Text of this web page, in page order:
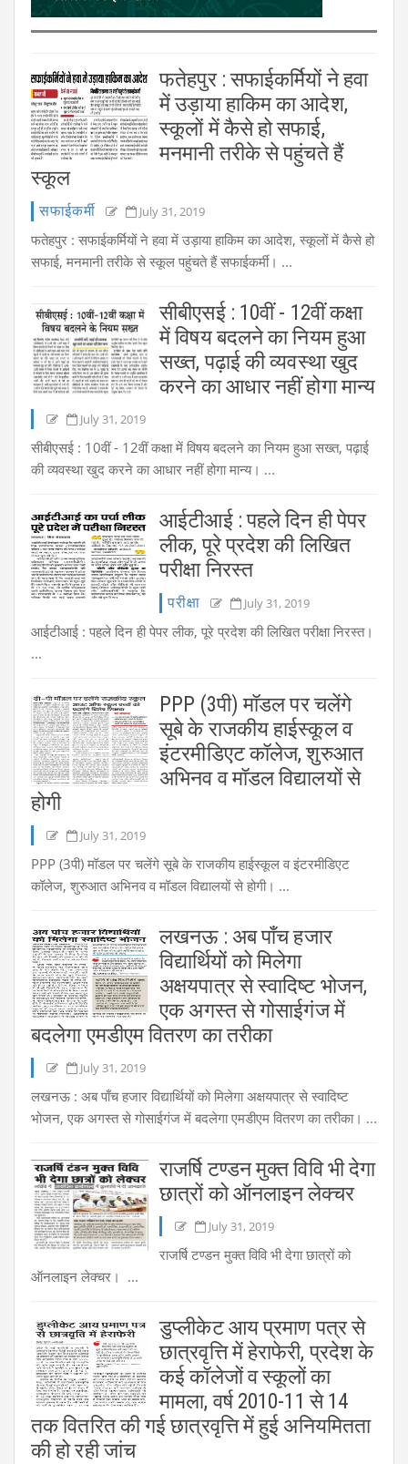
फतेहपुर : सफाईकर्मियों ने हवा
में उड़ाया हाकिम का आदेश,
स्कूलों में कैसे हो सफाई,
मनमानी तरीके से पहुंचते हैं
स्कूल
सफाईकर्मी July 31, 2019
फतेहपुर : सफाईकर्मियों ने हवा में उड़ाया हाकिम का आदेश, स्कूलों में कैसे हो
सफाई, मनमानी तरीके से स्कूल पहुंचते हैं सफाईकर्मी। ...
सीबीएसई : 10वीं - 12वीं कक्षा
में विषय बदलने का नियम हुआ
सख्त, पढ़ाई की व्यवस्था खुद
करने का आधार नहीं होगा मान्य
July 31, 2019
सीबीएसई : 10वीं - 12वीं कक्षा में विषय बदलने का नियम हुआ सख्त, पढ़ाई
की व्यवस्था खुद करने का आधार नहीं होगा मान्य। ...
आईटीआई : पहले दिन ही पेपर
लीक, पूरे प्रदेश की लिखित
परीक्षा निरस्त
परीक्षा July 31, 2019
आईटीआई : पहले दिन ही पेपर लीक, पूरे प्रदेश की लिखित परीक्षा निरस्त।
...
PPP (3पी) मॉडल पर चलेंगे
सूबे के राजकीय हाईस्कूल व
इंटरमीडिएट कॉलेज, शुरुआत
अभिनव व मॉडल विद्यालयों से
होगी
July 31, 2019
PPP (3पी) मॉडल पर चलेंगे सूबे के राजकीय हाईस्कूल व इंटरमीडिएट
कॉलेज, शुरुआत अभिनव व मॉडल विद्यालयों से होगी। ...
लखनऊ : अब पाँच हजार
विद्यार्थियों को मिलेगा
अक्षयपात्र से स्वादिष्ट भोजन,
एक अगस्त से गोसाईगंज में
बदलेगा एमडीएम वितरण का तरीका
July 31, 2019
लखनऊ : अब पाँच हजार विद्यार्थियों को मिलेगा अक्षयपात्र से स्वादिष्ट
भोजन, एक अगस्त से गोसाईगंज में बदलेगा एमडीएम वितरण का तरीका। ...
राजर्षि टण्डन मुक्त विवि भी देगा
छात्रों को ऑनलाइन लेक्चर
July 31, 2019
राजर्षि टण्डन मुक्त विवि भी देगा छात्रों को
ऑनलाइन लेक्चर। ...
डुप्लीकेट आय प्रमाण पत्र से
छात्रवृत्ति में हेराफेरी, प्रदेश के
कई कॉलेजों व स्कूलों का
मामला, वर्ष 2010-11 से 14
तक वितरित की गई छात्रवृत्ति में हुई अनियमितता
की हो रही जांच